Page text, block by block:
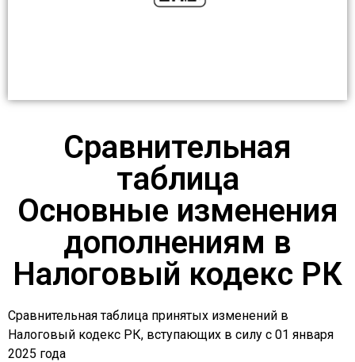
Сравнительная
таблица
Основные изменения
дополнениям в
Налоговый кодекс РК
Сравнительная таблица принятых изменений в
Налоговый кодекс РК, вступающих в силу с 01 января
2025 года